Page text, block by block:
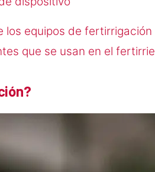
los equipos de fertirrigación
que se usan en el